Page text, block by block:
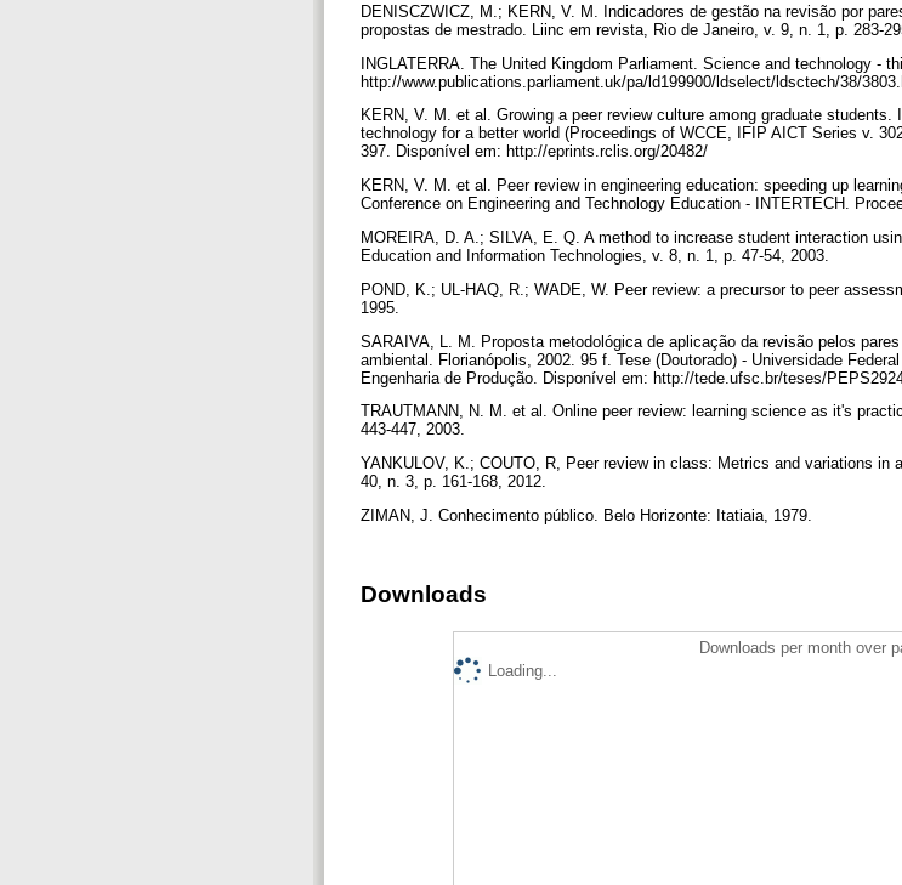
DENISCZWICZ, M.; KERN, V. M. Indicadores de gestão na revisão por
propostas de mestrado. Liinc em revista, Rio de Janeiro, v. 9, n. 1, p. 283-
INGLATERRA. The United Kingdom Parliament. Science and technology -
http://www.publications.parliament.uk/pa/ld199900/ldselect/ldsctech/38/
KERN, V. M. et al. Growing a peer review culture among graduate
technology for a better world (Proceedings of WCCE, IFIP AICT Series v.
397. Disponível em: http://eprints.rclis.org/20482/
KERN, V. M. et al. Peer review in engineering education: speeding up
Conference on Engineering and Technology Education - INTERTECH.
MOREIRA, D. A.; SILVA, E. Q. A method to increase student interaction
Education and Information Technologies, v. 8, n. 1, p. 47-54, 2003.
POND, K.; UL-HAQ, R.; WADE, W. Peer review: a precursor to peer
1995.
SARAIVA, L. M. Proposta metodológica de aplicação da revisão pelos
ambiental. Florianópolis, 2002. 95 f. Tese (Doutorado) - Universidade
Engenharia de Produção. Disponível em: http://tede.ufsc.br/teses/
TRAUTMANN, N. M. et al. Online peer review: learning science as it's
443-447, 2003.
YANKULOV, K.; COUTO, R, Peer review in class: Metrics and variations in
40, n. 3, p. 161-168, 2012.
ZIMAN, J. Conhecimento público. Belo Horizonte: Itatiaia, 1979.
Downloads
Downloads per month over
Loading...